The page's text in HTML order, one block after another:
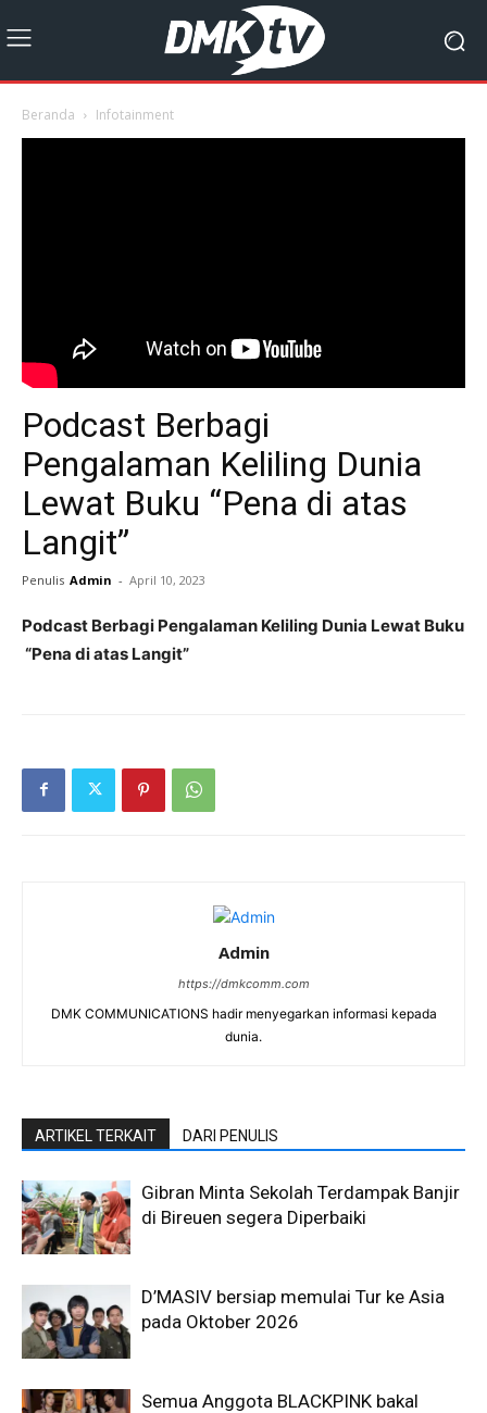
Beranda Infotainment
Podcast Berbagi
Pengalaman Keliling Dunia
Lewat Buku “Pena di atas
Langit”
Penulis Admin - April 10, 2023
Podcast Berbagi Pengalaman Keliling Dunia Lewat Buku
“Pena di atas Langit”
Admin
https://dmkcomm.com
DMK COMMUNICATIONS hadir menyegarkan informasi kepada
dunia.
ARTIKEL TERKAIT DARI PENULIS
Gibran Minta Sekolah Terdampak Banjir
di Bireuen segera Diperbaiki
D’MASIV bersiap memulai Tur ke Asia
pada Oktober 2026
Semua Anggota BLACKPINK bakal